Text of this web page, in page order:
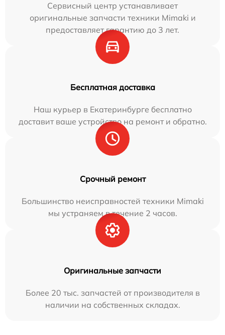
Сервисный центр устанавливает
оригинальные запчасти техники Mimaki и
предоставляет гарантию до 3 лет.
Бесплатная доставка
Наш курьер в Екатеринбурге бесплатно
доставит ваше устройство на ремонт и обратно.
Срочный ремонт
Большинство неисправностей техники Mimaki
мы устраняем в течение 2 часов.
Оригинальные запчасти
Более 20 тыс. запчастей от производителя в
наличии на собственных складах.